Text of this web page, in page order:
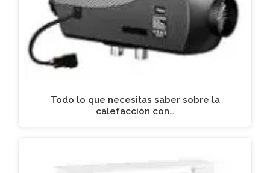
Todo lo que necesitas saber sobre la
calefacción con…